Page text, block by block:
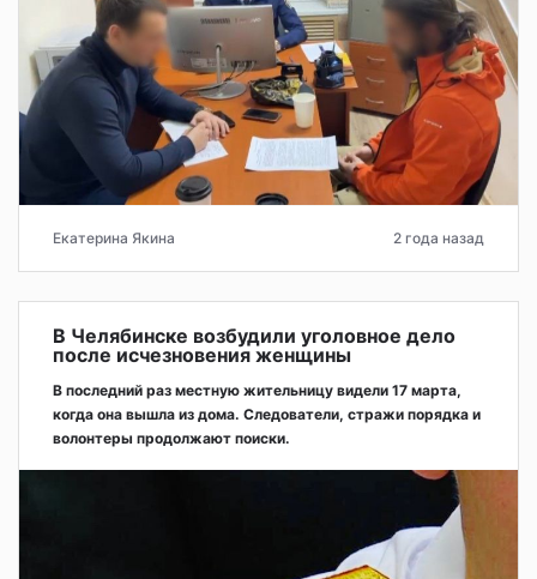
Екатерина Якина 2 года назад
В Челябинске возбудили уголовное дело
после исчезновения женщины
В последний раз местную жительницу видели 17 марта,
когда она вышла из дома. Следователи, стражи порядка и
волонтеры продолжают поиски.